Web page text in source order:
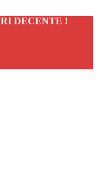
DECENTE !